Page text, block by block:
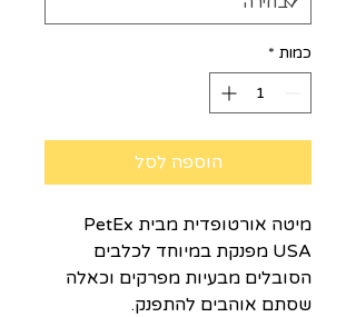
כמות *
הוספה לסל
מיטה אורטופדית מבית PetEx
USA מפנקת במיוחד לכלבים
הסובלים מבעיות מפרקים וכאלה
שסתם אוהבים להתפנק.